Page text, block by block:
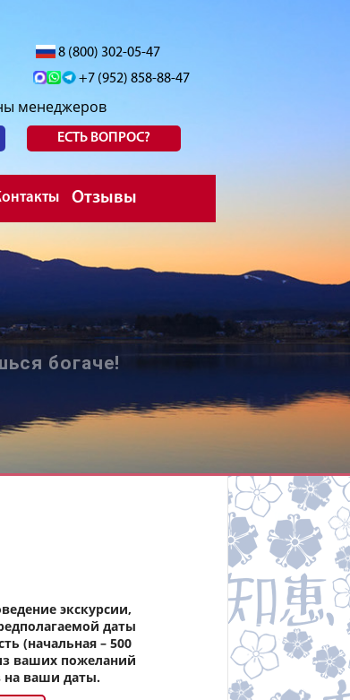
8 (800) 302-05-47
+7 (952) 858-88-47
менеджеров
ЕСТЬ ВОПРОС?
Отзывы
богаче!
экскурсии,
даты
(начальная – 500
ваших пожеланий
на ваши даты.